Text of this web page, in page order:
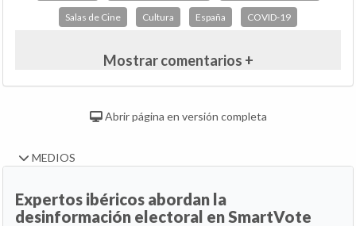
Salas de Cine Cultura España COVID-19
Mostrar comentarios +
Abrir página en versión completa
MEDIOS
Expertos ibéricos abordan la
desinformación electoral en SmartVote